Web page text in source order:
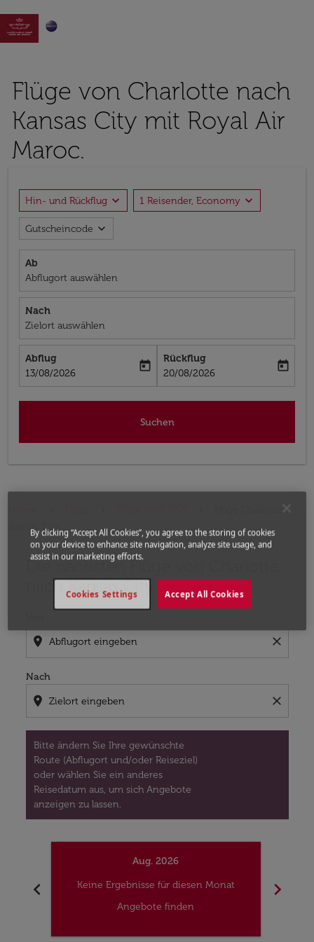

Flüge von Charlotte nach
Kansas City mit Royal Air
Maroc.
Hin- und Rückflug expand_more 1 Reisender, Economy expand_more
Gutscheincode expand_more
Ab
Abflugort auswählen
Nach
Zielort auswählen
Abflug
fc-booking-departure-date-aria-label
13/08/2026
today
Rückflug
fc-booking-return-date-aria-label
20/08/2026
today
Suchen
Flüge Charlotte -
Kansas City
Die nächsten Flüge von Charlotte
nach Kansas City
location_on close
Nach
location_on close
Bitte ändern Sie Ihre gewünschte
Route (Abflugort und/oder Reiseziel)
oder wählen Sie ein anderes
Reisedatum aus, um sich Angebote
anzeigen zu lassen.
Bitte ändern Sie Ihre gewünschte Route (Abflugort
chevron_left
Aug. 2026
Keine Ergebnisse für diesen Monat
Angebote finden
chevron_right
By clicking “Accept All Cookies”, you agree to the storing of cookies
on your device to enhance site navigation, analyze site usage, and
assist in our marketing efforts.
Accept All Cookies
Cookies Settings